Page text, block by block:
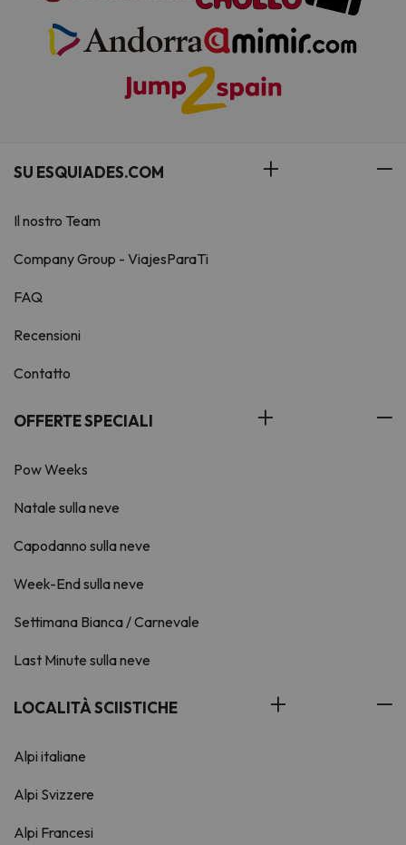
SU ESQUIADES.COM
Il nostro Team
Company Group - ViajesParaTi
FAQ
Recensioni
Contatto
OFFERTE SPECIALI
Pow Weeks
Natale sulla neve
Capodanno sulla neve
Week-End sulla neve
Settimana Bianca / Carnevale
Last Minute sulla neve
LOCALITÀ SCIISTICHE
Alpi italiane
Alpi Svizzere
Alpi Francesi